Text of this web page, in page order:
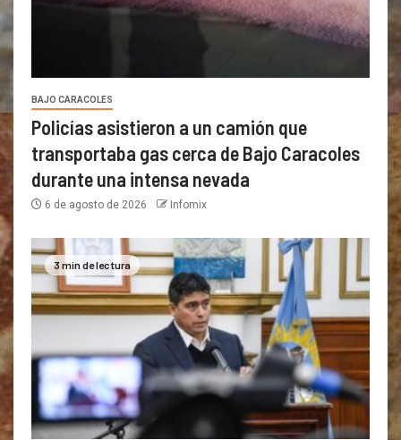
BAJO CARACOLES
Policías asistieron a un camión que
transportaba gas cerca de Bajo Caracoles
durante una intensa nevada
6 de agosto de 2026 Infomix
3 min de lectura